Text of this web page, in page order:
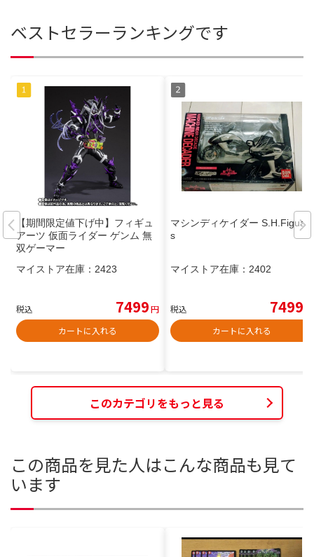
ベストセラーランキングです
【期間限定値下げ中】フィギュ
アーツ 仮面ライダー ゲンム 無
双ゲーマー
マイストア在庫： 2423
税込 7499円
カートに入れる
マシンディケイダー S.H.Figuart
s
マイストア在庫： 2402
税込 7499
カートに入れる
このカテゴリをもっと見る
この商品を見た人はこんな商品も見て
います